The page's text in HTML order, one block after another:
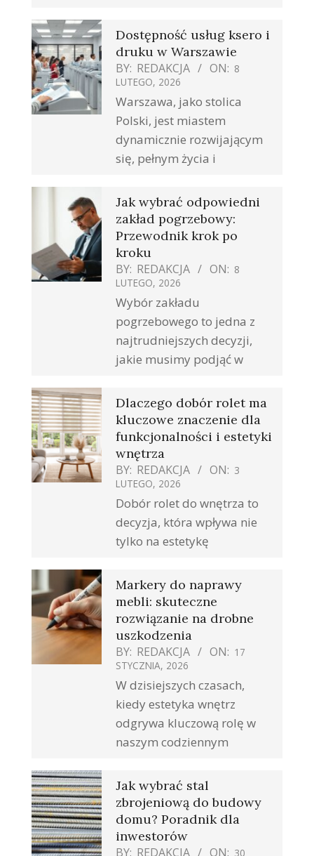
Dostępność usług ksero i
druku w Warszawie
BY: REDAKCJA ON: 8
LUTEGO, 2026
Warszawa, jako stolica
Polski, jest miastem
dynamicznie rozwijającym
się, pełnym życia i
Jak wybrać odpowiedni
zakład pogrzebowy:
Przewodnik krok po
kroku
BY: REDAKCJA ON: 8
LUTEGO, 2026
Wybór zakładu
pogrzebowego to jedna z
najtrudniejszych decyzji,
jakie musimy podjąć w
Dlaczego dobór rolet ma
kluczowe znaczenie dla
funkcjonalności i estetyki
wnętrza
BY: REDAKCJA ON: 3
LUTEGO, 2026
Dobór rolet do wnętrza to
decyzja, która wpływa nie
tylko na estetykę
Markery do naprawy
mebli: skuteczne
rozwiązanie na drobne
uszkodzenia
BY: REDAKCJA ON: 17
STYCZNIA, 2026
W dzisiejszych czasach,
kiedy estetyka wnętrz
odgrywa kluczową rolę w
naszym codziennym
Jak wybrać stal
zbrojeniową do budowy
domu? Poradnik dla
inwestorów
BY: REDAKCJA ON: 30